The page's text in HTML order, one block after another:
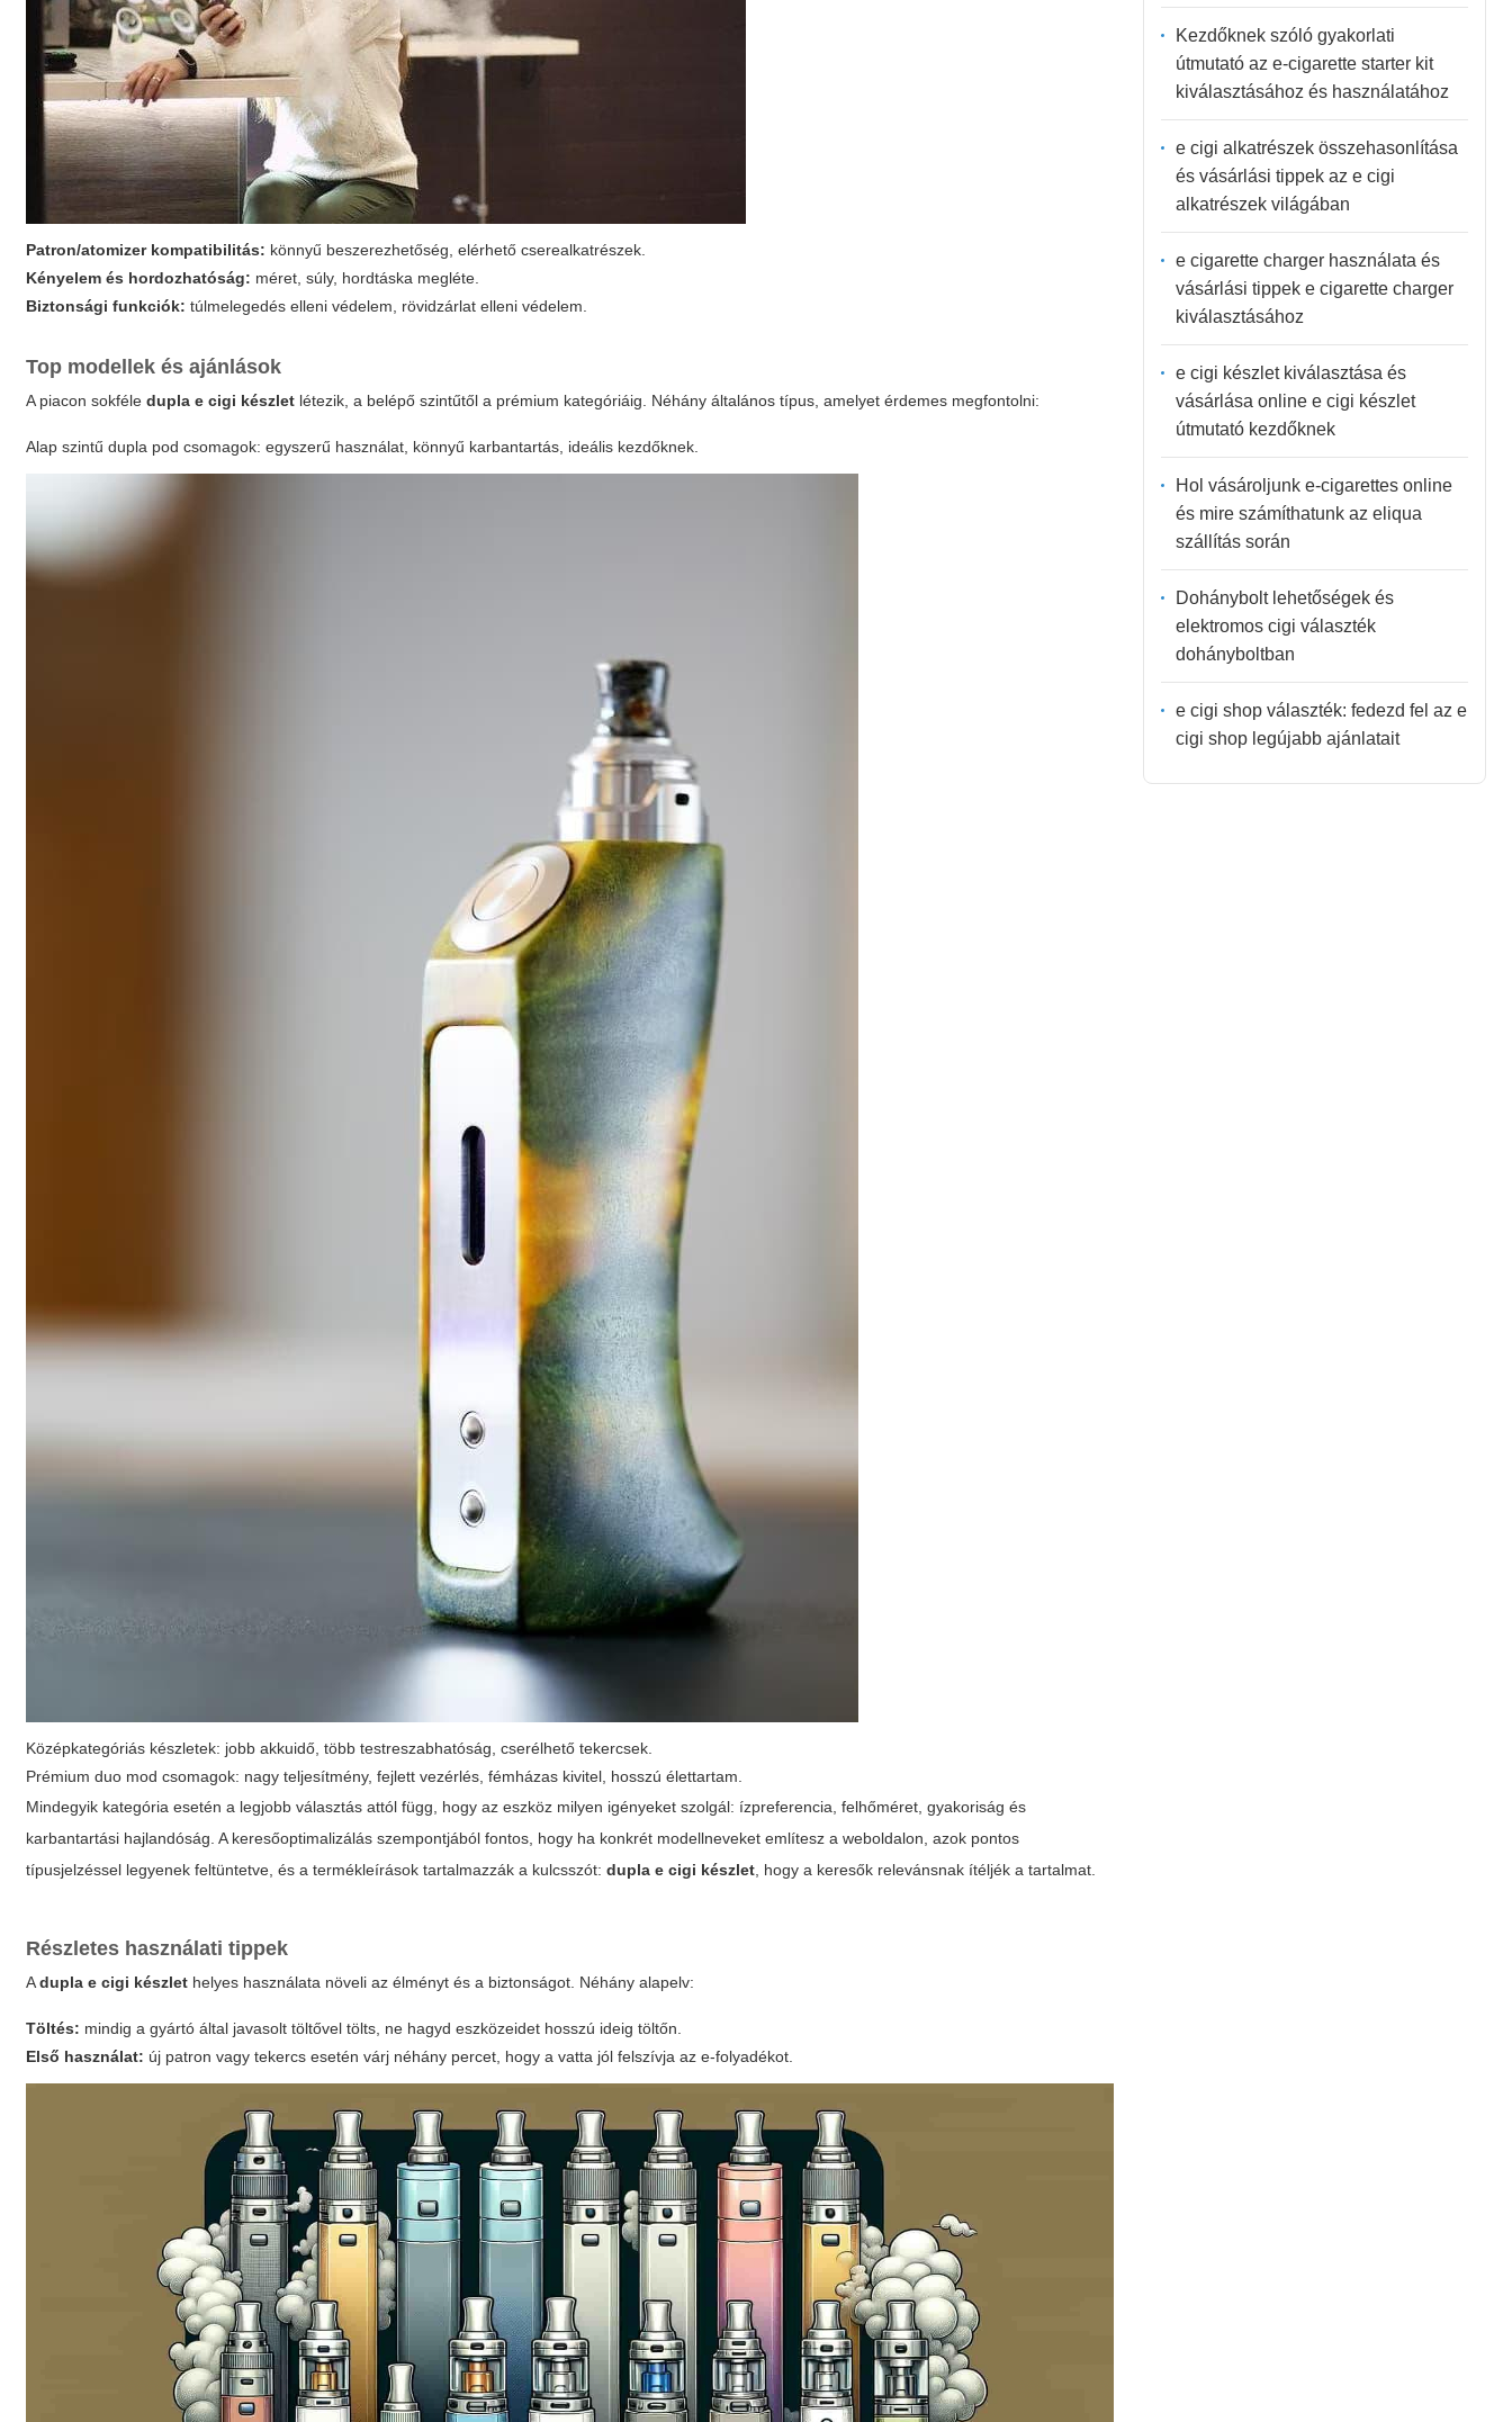
Patron/atomizer kompatibilitás: könnyű beszerezhetőség, elérhető cserealkatrészek.
Kényelem és hordozhatóság: méret, súly, hordtáska megléte.
Biztonsági funkciók: túlmelegedés elleni védelem, rövidzárlat elleni védelem.
Top modellek és ajánlások
A piacon sokféledupla e cigi készlet létezik, a belépő szintűtől a prémium kategóriáig. Néhány általános típus, amelyet érdemes megfontolni:
Alap szintű dupla pod csomagok: egyszerű használat, könnyű karbantartás, ideális kezdőknek.
Középkategóriás készletek: jobb akkuidő, több testreszabhatóság, cserélhető tekercsek.
Prémium duo mod csomagok: nagy teljesítmény, fejlett vezérlés, fémházas kivitel, hosszú élettartam.
Mindegyik kategória esetén a legjobb választás attól függ, hogy az eszköz milyen igényeket szolgál: ízpreferencia, felhőméret, gyakoriság és
karbantartási hajlandóság. A keresőoptimalizálás szempontjából fontos, hogy ha konkrét modellneveket említesz a weboldalon, azok pontos
típusjelzéssel legyenek feltüntetve, és a termékleírások tartalmazzák a kulcsszót:dupla e cigi készlet , hogy a keresők relevánsnak ítéljék a tartalmat.
Részletes használati tippek
Adupla e cigi készlet helyes használata növeli az élményt és a biztonságot. Néhány alapelv:
Töltés: mindig a gyártó által javasolt töltővel tölts, ne hagyd eszközeidet hosszú ideig töltőn.
Első használat: új patron vagy tekercs esetén várj néhány percet, hogy a vatta jól felszívja az e-folyadékot.
Kezdőknek szóló gyakorlati
útmutató az e-cigarette starter kit
kiválasztásához és használatához
e cigi alkatrészek összehasonlítása
és vásárlási tippek az e cigi
alkatrészek világában
e cigarette charger használata és
vásárlási tippek e cigarette charger
kiválasztásához
e cigi készlet kiválasztása és
vásárlása online e cigi készlet
útmutató kezdőknek
Hol vásároljunk e-cigarettes online
és mire számíthatunk az eliqua
szállítás során
Dohánybolt lehetőségek és
elektromos cigi választék
dohányboltban
e cigi shop választék: fedezd fel az e
cigi shop legújabb ajánlatait